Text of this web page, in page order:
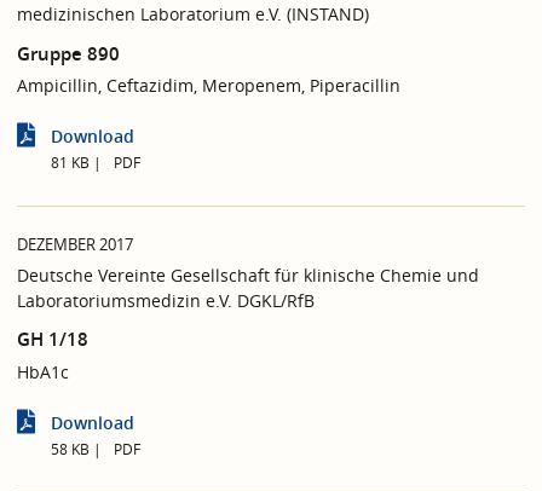
medizinischen Laboratorium e.V. (INSTAND)
Gruppe 890
Ampicillin, Ceftazidim, Meropenem, Piperacillin
Download
81 KB PDF
DEZEMBER 2017
Deutsche Vereinte Gesellschaft für klinische Chemie und
Laboratoriumsmedizin e.V. DGKL/RfB
GH 1/18
HbA1c
Download
58 KB PDF